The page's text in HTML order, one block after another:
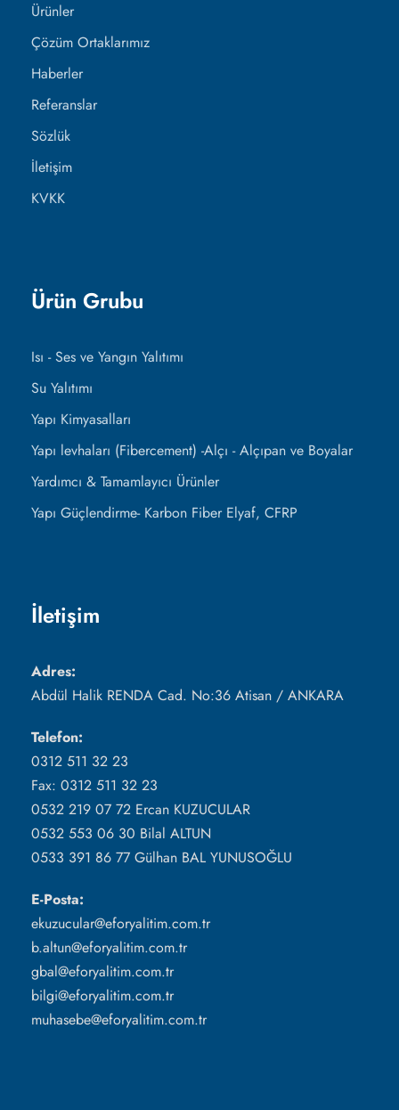
Ürünler
Çözüm Ortaklarımız
Haberler
Referanslar
Sözlük
İletişim
KVKK
Ürün Grubu
Isı - Ses ve Yangın Yalıtımı
Su Yalıtımı
Yapı Kimyasalları
Yapı levhaları (Fibercement) -Alçı - Alçıpan ve Boyalar
Yardımcı & Tamamlayıcı Ürünler
Yapı Güçlendirme- Karbon Fiber Elyaf, CFRP
İletişim
Adres:
Abdül Halik RENDA Cad. No:36 Atisan / ANKARA
Telefon:
0312 511 32 23
Fax: 0312 511 32 23
0532 219 07 72 Ercan KUZUCULAR
0532 553 06 30 Bilal ALTUN
0533 391 86 77 Gülhan BAL YUNUSOĞLU
E-Posta:
ekuzucular@eforyalitim.com.tr
b.altun@eforyalitim.com.tr
gbal@eforyalitim.com.tr
bilgi@eforyalitim.com.tr
muhasebe@eforyalitim.com.tr